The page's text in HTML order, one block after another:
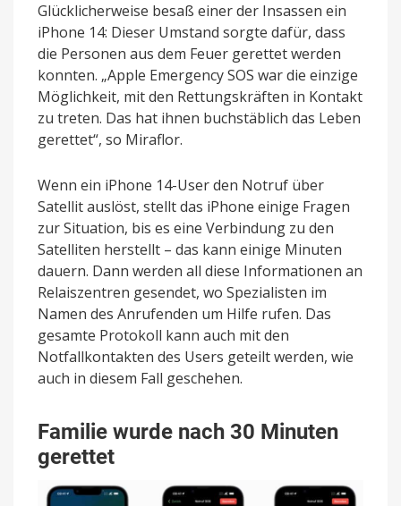
Glücklicherweise besaß einer der Insassen ein
iPhone 14: Dieser Umstand sorgte dafür, dass
die Personen aus dem Feuer gerettet werden
konnten. „Apple Emergency SOS war die einzige
Möglichkeit, mit den Rettungskräften in Kontakt
zu treten. Das hat ihnen buchstäblich das Leben
gerettet“, so Miraflor.
Wenn ein iPhone 14-User den Notruf über
Satellit auslöst, stellt das iPhone einige Fragen
zur Situation, bis es eine Verbindung zu den
Satelliten herstellt – das kann einige Minuten
dauern. Dann werden all diese Informationen an
Relaiszentren gesendet, wo Spezialisten im
Namen des Anrufenden um Hilfe rufen. Das
gesamte Protokoll kann auch mit den
Notfallkontakten des Users geteilt werden, wie
auch in diesem Fall geschehen.
Familie wurde nach 30 Minuten
gerettet